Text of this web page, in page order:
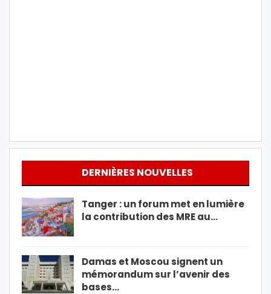
DERNIÈRES NOUVELLES
Tanger : un forum met en lumière
la contribution des MRE au…
Damas et Moscou signent un
mémorandum sur l’avenir des
bases…